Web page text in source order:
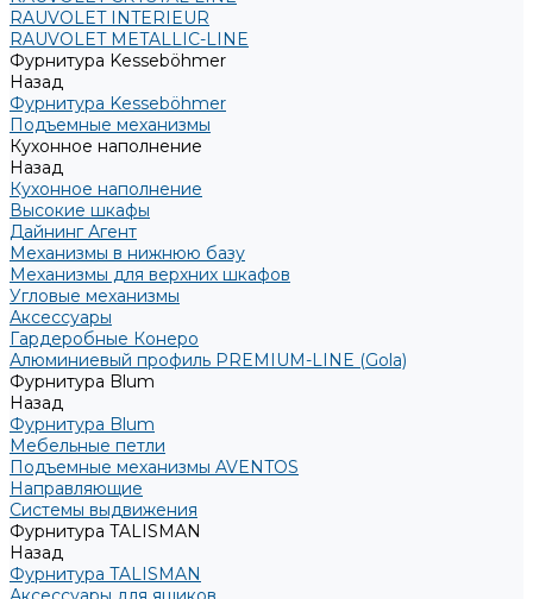
RAUVOLET INTERIEUR
RAUVOLET METALLIC-LINE
Фурнитура Kesseböhmer
Назад
Фурнитура Kesseböhmer
Подъемные механизмы
Кухонное наполнение
Назад
Кухонное наполнение
Высокие шкафы
Дайнинг Агент
Механизмы в нижнюю базу
Механизмы для верхних шкафов
Угловые механизмы
Аксессуары
Гардеробные Конеро
Алюминиевый профиль PREMIUM-LINE (Gola)
Фурнитура Blum
Назад
Фурнитура Blum
Мебельные петли
Подъемные механизмы AVENTOS
Направляющие
Системы выдвижения
Фурнитура TALISMAN
Назад
Фурнитура TALISMAN